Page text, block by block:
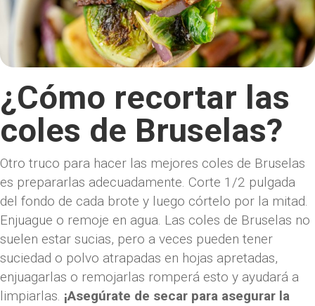
¿Cómo recortar las
coles de Bruselas?
Otro truco para hacer las mejores coles de Bruselas
es prepararlas adecuadamente. Corte 1/2 pulgada
del fondo de cada brote y luego córtelo por la mitad.
Enjuague o remoje en agua. Las coles de Bruselas no
suelen estar sucias, pero a veces pueden tener
suciedad o polvo atrapadas en hojas apretadas,
enjuagarlas o remojarlas romperá esto y ayudará a
limpiarlas. ¡Asegúrate de secar para asegurar la